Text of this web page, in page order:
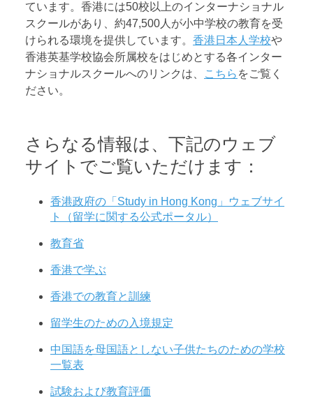
ています。香港には50校以上のインターナショナル
スクールがあり、約47,500人が小中学校の教育を受
けられる環境を提供しています。 香港日本人学校や
香港英基学校協会所属校をはじめとする各インター
ナショナルスクールへのリンクは、
こちら をご覧く
ださい。
さらなる情報は、下記のウェブ
サイトでご覧いただけます：
香港政府の「Study in Hong Kong」ウェブサイ
ト（留学に関する公式ポータル）
教育省
香港で学ぶ
香港での教育と訓練
留学生のための入境規定
中国語を母国語としない子供たちのための学校
一覧表
試験および教育評価